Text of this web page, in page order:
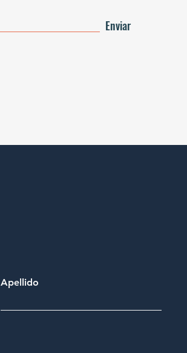
Enviar
Apellido